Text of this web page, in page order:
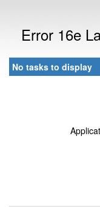
Error 16e
No tasks to display